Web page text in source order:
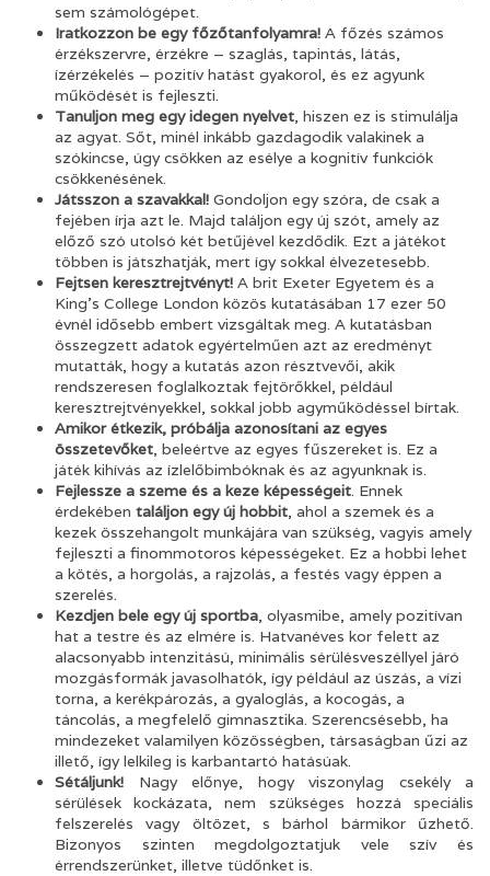
sem számológépet.
Iratkozzon be egy főzőtanfolyamra! A főzés számos
érzékszervre, érzékre – szaglás, tapintás, látás,
ízérzékelés – pozitív hatást gyakorol, és ez agyunk
működését is fejleszti.
Tanuljon meg egy idegen nyelvet, hiszen ez is stimulálja
az agyat. Sőt, minél inkább gazdagodik valakinek a
szókincse, úgy csökken az esélye a kognitív funkciók
csökkenésének.
Játsszon a szavakkal! Gondoljon egy szóra, de csak a
fejében írja azt le. Majd találjon egy új szót, amely az
előző szó utolsó két betűjével kezdődik. Ezt a játékot
többen is játszhatják, mert így sokkal élvezetesebb.
Fejtsen keresztrejtvényt! A brit Exeter Egyetem és a
King’s College London közös kutatásában 17 ezer 50
évnél idősebb embert vizsgáltak meg. A kutatásban
összegzett adatok egyértelműen azt az eredményt
mutatták, hogy a kutatás azon résztvevői, akik
rendszeresen foglalkoztak fejtörőkkel, például
keresztrejtvényekkel, sokkal jobb agyműködéssel bírtak.
Amikor étkezik, próbálja azonosítani az egyes
összetevőket, beleértve az egyes fűszereket is. Ez a
játék kihívás az ízlelőbimbóknak és az agyunknak is.
Fejlessze a szeme és a keze képességeit. Ennek
érdekében találjon egy új hobbit, ahol a szemek és a
kezek összehangolt munkájára van szükség, vagyis amely
fejleszti a finommotoros képességeket. Ez a hobbi lehet
a kötés, a horgolás, a rajzolás, a festés vagy éppen a
szerelés.
Kezdjen bele egy új sportba, olyasmibe, amely pozitívan
hat a testre és az elmére is. Hatvanéves kor felett az
alacsonyabb intenzitású, minimális sérülésveszéllyel járó
mozgásformák javasolhatók, így például az úszás, a vízi
torna, a kerékpározás, a gyaloglás, a kocogás, a
táncolás, a megfelelő gimnasztika. Szerencsésebb, ha
mindezeket valamilyen közösségben, társaságban űzi az
illető, így lelkileg is karbantartó hatásúak.
Sétáljunk! Nagy előnye, hogy viszonylag csekély a
sérülések kockázata, nem szükséges hozzá speciális
felszerelés vagy öltözet, s bárhol bármikor űzhető.
Bizonyos szinten megdolgoztatjuk vele szív és
érrendszerünket, illetve tüdőnket is.